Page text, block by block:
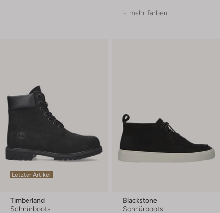
+ mehr farben
Letzter Artikel
Timberland
Schnürboots
Blackstone
Schnürboots